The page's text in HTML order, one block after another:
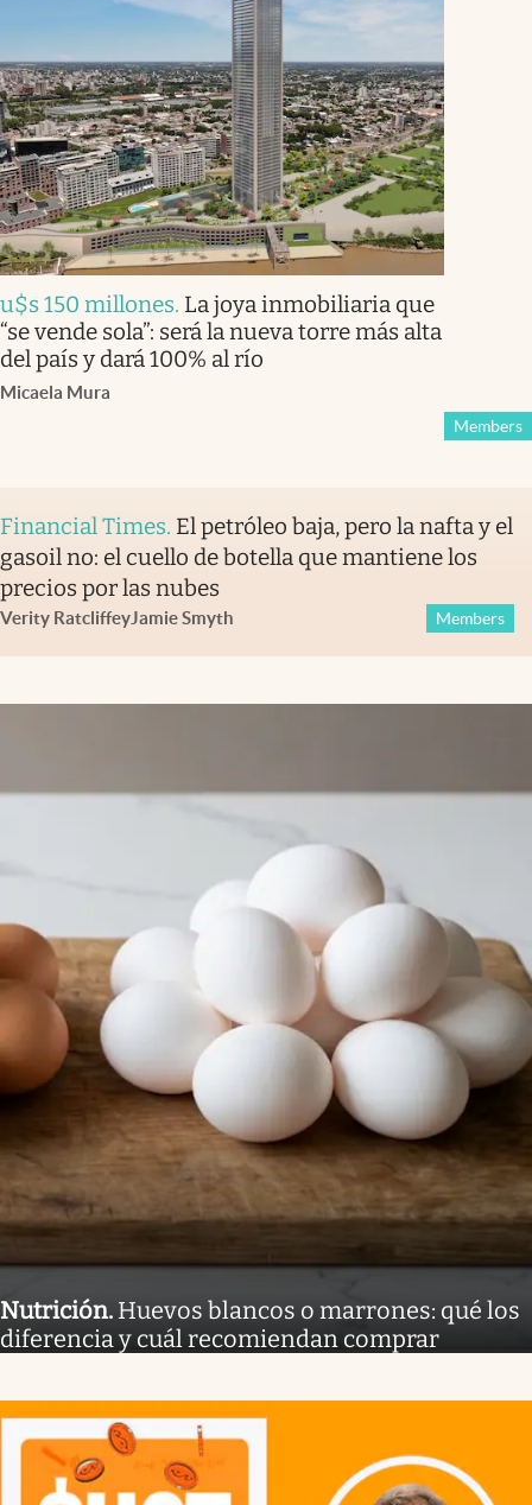
u$s 150 millones. La joya inmobiliaria que
“se vende sola”: será la nueva torre más alta
del país y dará 100% al río
Micaela Mura
Members
Financial Times. El petróleo baja, pero la nafta y el
gasoil no: el cuello de botella que mantiene los
precios por las nubes
Verity RatcliffeyJamie Smyth Members
Nutrición. Huevos blancos o marrones: qué los
diferencia y cuál recomiendan comprar